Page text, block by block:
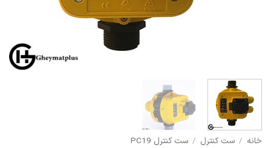
خانه / ست کنترل / ست کنترل PC19